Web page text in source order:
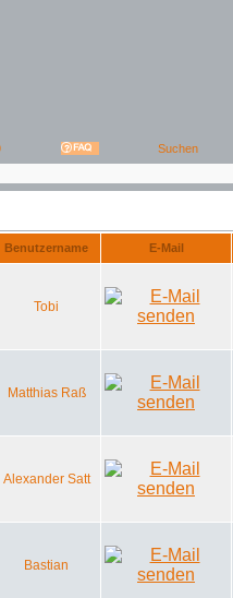
Benutzername E-Mail
Tobi
Matthias Raß
Alexander Satt
Bastian